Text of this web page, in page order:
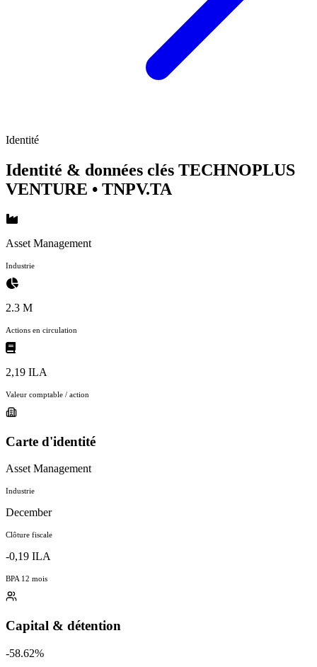
Identité
Identité & données clés TECHNOPLUS
VENTURE • TNPV.TA
Asset Management
Industrie
2.3 M
Actions en circulation
2,19 ILA
Valeur comptable / action
Carte d'identité
Asset Management
Industrie
December
Clôture fiscale
-0,19 ILA
BPA 12 mois
Capital & détention
-58.62%